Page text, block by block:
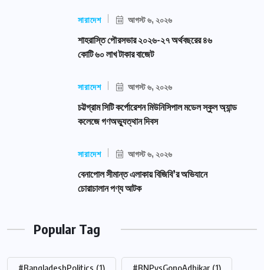
সারাদেশ আগস্ট ৬, ২০২৬
শাহরাস্তি পৌরসভার ২০২৬-২৭ অর্থবছরের ৪৬
কোটি ৬০ লাখ টাকার বাজেট
সারাদেশ আগস্ট ৬, ২০২৬
চট্টগ্রাম সিটি কর্পোরেশন মিউনিসিপাল মডেল স্কুল অ্যান্ড
কলেজে গণঅভ্যুত্থান দিবস
সারাদেশ আগস্ট ৬, ২০২৬
বেনাপোল সীমান্ত এলাকায় বিজিবি’র অভিযানে
চোরাচালান পণ্য আটক
Popular Tag
#BangladeshPolitics (1) #BNPvsGonoAdhikar (1)